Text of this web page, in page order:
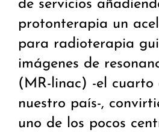
de servicios
protonterapia un
para radioterapia
imágenes de
(MR-linac) -el cuarto
nuestro país-,
uno de los pocos